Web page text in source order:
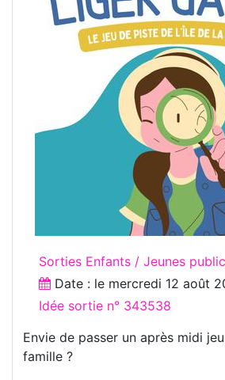
Sorties Enfants / Jeunes
Date : le mercredi 12 août
Idée sortie n° 343538
Envie de passer un après midi
famille ?